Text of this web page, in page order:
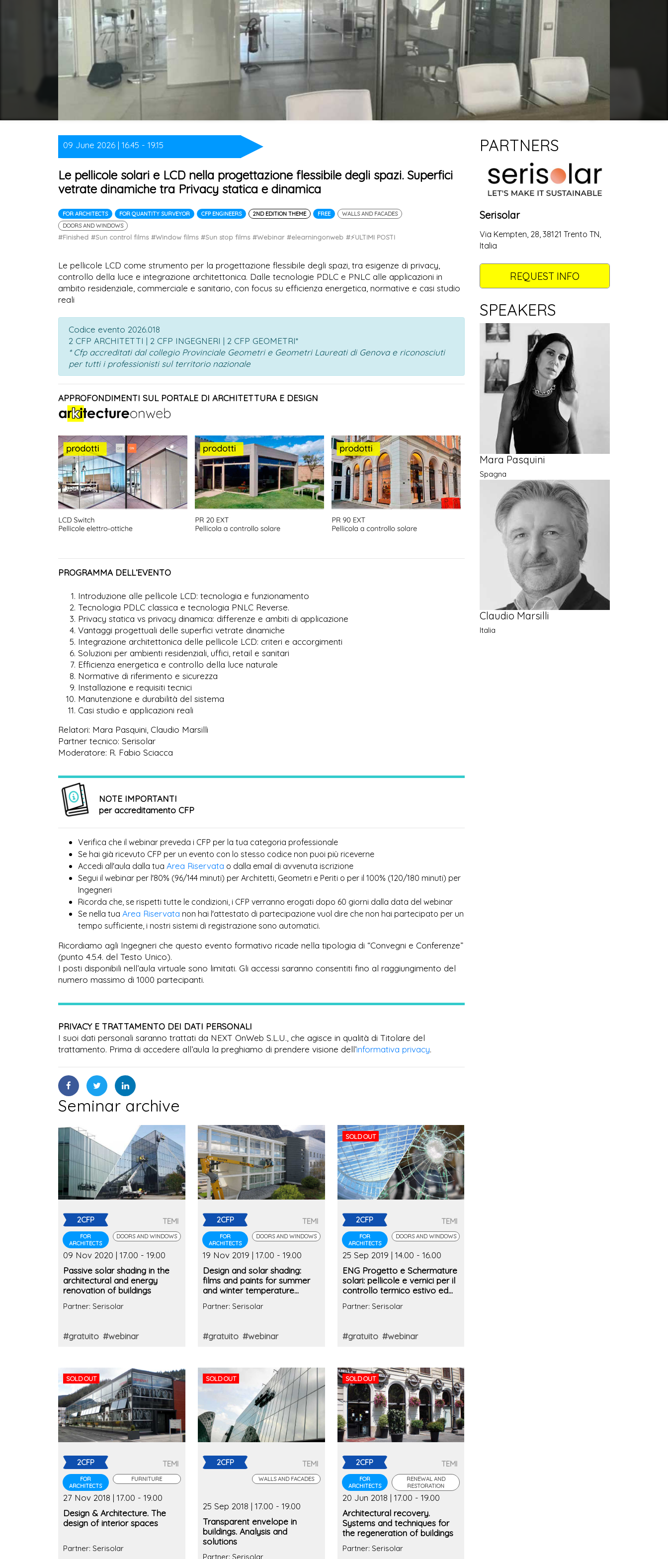
09 June 2026 | 16.45 - 19.15
Le pellicole solari e LCD nella progettazione flessibile degli spazi. Superfici
vetrate dinamiche tra Privacy statica e dinamica
FOR ARCHITECTS FOR QUANTITY SURVEYOR CFP ENGINEERS 2ND EDITION THEME FREE
WALLS AND FACADES
DOORS AND WINDOWS
#Finished #Sun control films #Window films #Sun stop films #Webinar #elearningonweb #⚡ULTIMI POSTI
Le pellicole LCD come strumento per la progettazione flessibile degli spazi, tra esigenze di privacy,
controllo della luce e integrazione architettonica. Dalle tecnologie PDLC e PNLC alle applicazioni in
ambito residenziale, commerciale e sanitario, con focus su efficienza energetica, normative e casi studio
reali
Codice evento 2026.018
2 CFP ARCHITETTI | 2 CFP INGEGNERI | 2 CFP GEOMETRI*
* Cfp accreditati dal collegio Provinciale Geometri e Geometri Laureati di Genova e riconosciuti
per tutti i professionisti sul territorio nazionale
APPROFONDIMENTI SUL PORTALE DI ARCHITETTURA E DESIGN
PROGRAMMA DELL’EVENTO
Introduzione alle pellicole LCD: tecnologia e funzionamento
Tecnologia PDLC classica e tecnologia PNLC Reverse.
Privacy statica vs privacy dinamica: differenze e ambiti di applicazione
Vantaggi progettuali delle superfici vetrate dinamiche
Integrazione architettonica delle pellicole LCD: criteri e accorgimenti
Soluzioni per ambienti residenziali, uffici, retail e sanitari
Efficienza energetica e controllo della luce naturale
Normative di riferimento e sicurezza
Installazione e requisiti tecnici
Manutenzione e durabilità del sistema
Casi studio e applicazioni reali
Relatori: Mara Pasquini, Claudio Marsilli
Partner tecnico: Serisolar
Moderatore: R. Fabio Sciacca
NOTE IMPORTANTI
per accreditamento CFP
Verifica che il webinar preveda i CFP per la tua categoria professionale
Se hai già ricevuto CFP per un evento con lo stesso codice non puoi più riceverne
Accedi all'aula dalla tua Area Riservata o dalla email di avvenuta iscrizione
Segui il webinar per l'80% (96/144 minuti) per Architetti, Geometri e Periti o per il 100% (120/180 minuti) per
Ingegneri
Ricorda che, se rispetti tutte le condizioni, i CFP verranno erogati dopo 60 giorni dalla data del webinar
Se nella tua Area Riservata non hai l'attestato di partecipazione vuol dire che non hai partecipato per un
tempo sufficiente, i nostri sistemi di registrazione sono automatici.
Ricordiamo agli Ingegneri che questo evento formativo ricade nella tipologia di “Convegni e Conferenze”
(punto 4.5.4. del Testo Unico).
I posti disponibili nell’aula virtuale sono limitati. Gli accessi saranno consentiti fino al raggiungimento del
numero massimo di 1000 partecipanti.
PRIVACY E TRATTAMENTO DEI DATI PERSONALI
I suoi dati personali saranno trattati da NEXT OnWeb S.L.U., che agisce in qualità di Titolare del
trattamento. Prima di accedere all’aula la preghiamo di prendere visione dell’informativa privacy.
Seminar archive
2CFP
FOR
ARCHITECTS
TEMI
DOORS AND WINDOWS
09 Nov 2020 | 17.00 - 19.00
Passive solar shading in the
architectural and energy
renovation of buildings
Partner: Serisolar
#gratuito #webinar
2CFP
FOR
ARCHITECTS
TEMI
DOORS AND WINDOWS
19 Nov 2019 | 17.00 - 19.00
Design and solar shading:
films and paints for summer
and winter temperature
Partner: Serisolar
#gratuito #webinar
SOLD OUT
2CFP
FOR
ARCHITECTS
TEMI
DOORS AND WINDOWS
25 Sep 2019 | 14.00 - 16.00
ENG Progetto e Schermature
solari: pellicole e vernici per il
controllo termico estivo ed
Partner: Serisolar
#gratuito #webinar
SOLD OUT
2CFP
FOR
ARCHITECTS
TEMI
FURNITURE
27 Nov 2018 | 17.00 - 19.00
Design & Architecture. The
design of interior spaces
Partner: Serisolar
SOLD OUT
2CFP TEMI
WALLS AND FACADES
25 Sep 2018 | 17.00 - 19.00
Transparent envelope in
buildings. Analysis and
solutions
Partner: Serisolar
SOLD OUT
2CFP
FOR
ARCHITECTS
TEMI
RENEWAL AND
RESTORATION
20 Jun 2018 | 17.00 - 19.00
Architectural recovery.
Systems and techniques for
the regeneration of buildings
Partner: Serisolar
PARTNERS
Serisolar
Via Kempten, 28, 38121 Trento TN,
Italia
REQUEST INFO
SPEAKERS
Mara Pasquini
Spagna
Claudio Marsilli
Italia